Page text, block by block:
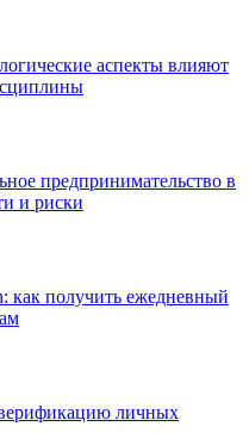
аспекты влияют
предпринимательство в
и риски
как получить ежедневный
личных